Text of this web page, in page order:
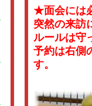
★面会には
突然の来訪
ルールは守
予約は右側
す。